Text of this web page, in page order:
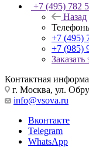
+7 (495) 782
Назад
+7 (495)
+7 (985)
Заказать
Контактная
г. Москва, ул.
info@vsova.ru
Вконтакте
Telegram
WhatsApp